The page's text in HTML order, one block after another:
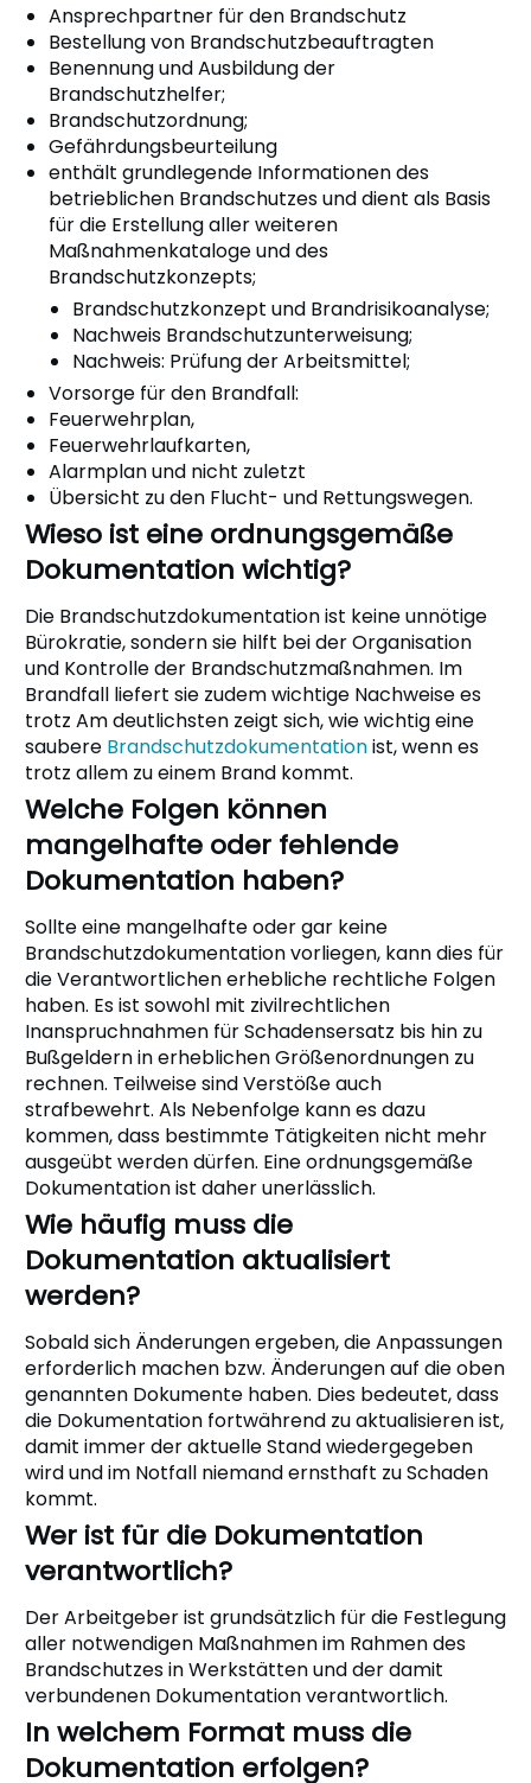
Ansprechpartner für den Brandschutz
Bestellung von Brandschutzbeauftragten
Benennung und Ausbildung der
Brandschutzhelfer;
Brandschutzordnung;
Gefährdungsbeurteilung
enthält grundlegende Informationen des
betrieblichen Brandschutzes und dient als Basis
für die Erstellung aller weiteren
Maßnahmenkataloge und des
Brandschutzkonzepts;
Brandschutzkonzept und Brandrisikoanalyse;
Nachweis Brandschutzunterweisung;
Nachweis: Prüfung der Arbeitsmittel;
Vorsorge für den Brandfall:
Feuerwehrplan,
Feuerwehrlaufkarten,
Alarmplan und nicht zuletzt
Übersicht zu den Flucht- und Rettungswegen.
Wieso ist eine ordnungsgemäße
Dokumentation wichtig?
Die Brandschutzdokumentation ist keine unnötige
Bürokratie, sondern sie hilft bei der Organisation
und Kontrolle der Brandschutzmaßnahmen. Im
Brandfall liefert sie zudem wichtige Nachweise es
trotz Am deutlichsten zeigt sich, wie wichtig eine
saubere Brandschutzdokumentationist, wenn es
trotz allem zu einem Brand kommt.
Welche Folgen können
mangelhafte oder fehlende
Dokumentation haben?
Sollte eine mangelhafte oder gar keine
Brandschutzdokumentation vorliegen, kann dies für
die Verantwortlichen erhebliche rechtliche Folgen
haben. Es ist sowohl mit zivilrechtlichen
Inanspruchnahmen für Schadensersatz bis hin zu
Bußgeldern in erheblichen Größenordnungen zu
rechnen. Teilweise sind Verstöße auch
strafbewehrt. Als Nebenfolge kann es dazu
kommen, dass bestimmte Tätigkeiten nicht mehr
ausgeübt werden dürfen. Eine ordnungsgemäße
Dokumentation ist daher unerlässlich.
Wie häufig muss die
Dokumentation aktualisiert
werden?
Sobald sich Änderungen ergeben, die Anpassungen
erforderlich machen bzw. Änderungen auf die oben
genannten Dokumente haben. Dies bedeutet, dass
die Dokumentation fortwährend zu aktualisieren ist,
damit immer der aktuelle Stand wiedergegeben
wird und im Notfall niemand ernsthaft zu Schaden
kommt.
Wer ist für die Dokumentation
verantwortlich?
Der Arbeitgeber ist grundsätzlich für die Festlegung
aller notwendigen Maßnahmen im Rahmen des
Brandschutzes in Werkstätten und der damit
verbundenen Dokumentation verantwortlich.
In welchem Format muss die
Dokumentation erfolgen?